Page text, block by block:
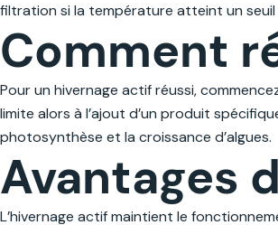
filtration si la température atteint un seuil
Comment
Pour un hivernage actif réussi,
limite alors à l’ajout d’un produit
photosynthèse et la croissance d’algues.
Avantages
L’hivernage actif maintient le